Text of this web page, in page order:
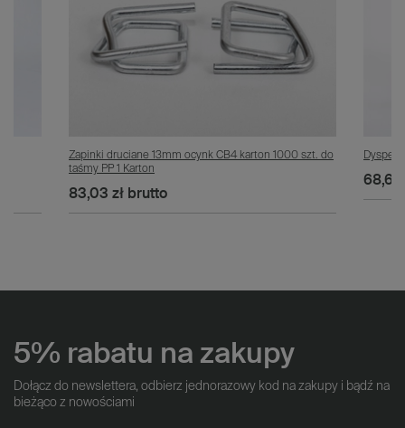
Zapinki druciane 13mm ocynk CB4 karton 1000 szt. do
taśmy PP 1 Karton
83,03 złbrutto
68,63
5% rabatu na zakupy
Dołącz do newslettera, odbierz jednorazowy kod na zakupy i bądź na
bieżąco z nowościami